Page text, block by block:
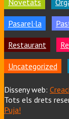
Novetats
Pasarel·la
Restaurant
Uncategorized
Disseny web:
Tots els drets
Puja!